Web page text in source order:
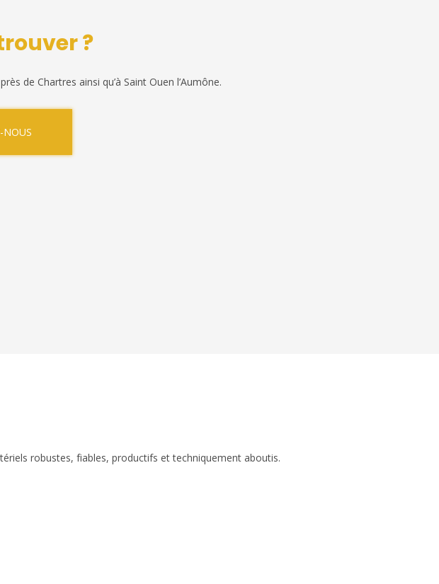
?
de Chartres ainsi qu’à Saint Ouen l’Aumône.
NOUS
robustes, fiables, productifs et techniquement aboutis.